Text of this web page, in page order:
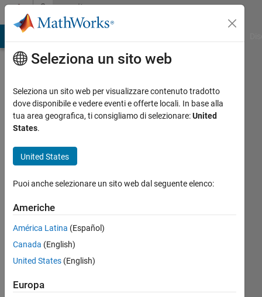
Vai al contenutoCommunity
Profile
sachin
kansal
Last
quasi 2
Attivo
Followers:
Seleziona un sito web
Seleziona un sito web per visualizzare contenuto tradotto
dove disponibile e vedere eventi e offerte locali. In base alla
tua area geografica, ti consigliamo di selezionare:United
States.
United States
Puoi anche selezionare un sito web dal seguente elenco:
Americhe
América Latina (Español)
Canada (English)
United States (English)
Europa